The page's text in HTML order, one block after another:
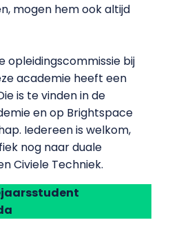
mogen hem ook altijd
opleidingscommissie bij
academie heeft een
is te vinden in de
en op Brightspace
Iedereen is welkom,
nog naar duale
Civiele Techniek.